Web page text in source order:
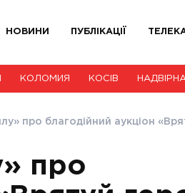
НОВИНИ ПУБЛІКАЦІЇ
КОЛОМИЯ КОСІВ НАДВІРНА
про благодійний аукціон
про